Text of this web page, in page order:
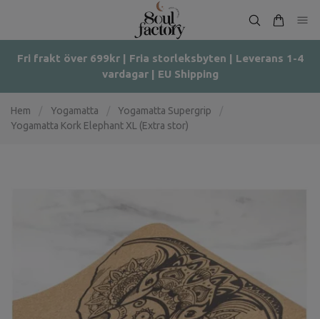
Fri frakt över 699kr | Fria storleksbyten | Leverans 1-4
vardagar | EU Shipping
Hem Yogamatta Yogamatta Supergrip
Yogamatta Kork Elephant XL (Extra stor)